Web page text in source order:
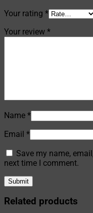
Your rating *
Your review *
Name *
Email *
Save my name,
next time I comment.
Related products